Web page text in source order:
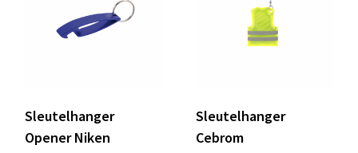
Sleutelhanger
Opener Niken
Sleutelhanger
Cebrom